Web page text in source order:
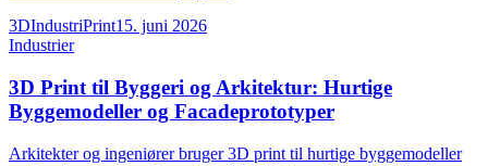
3DIndustriPrint15. juni 2026
Industrier
3D Print til Byggeri og Arkitektur: Hurtige
Byggemodeller og Facadeprototyper
Arkitekter og ingeniører bruger 3D print til hurtige byggemodeller